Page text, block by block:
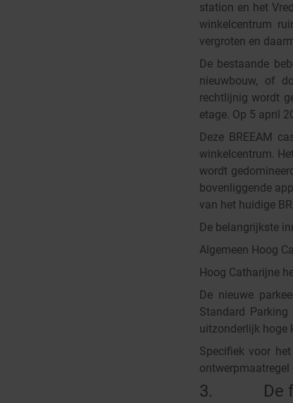
station en het
winkelcentrum
vergroten en
De bestaande
nieuwbouw, of
rechtlijnig wordt
etage. Op 5 april
Deze BREEAM
winkelcentrum.
wordt
bovenliggende
van het huidige
De belangrijkste
Algemeen Hoog
Hoog Catharijne
De nieuwe
Standard
uitzonderlijk hoge
Specifiek voor
3. De